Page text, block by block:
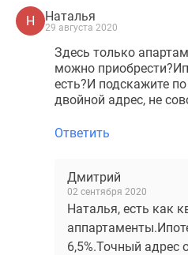
Н Наталья
29 августа 2020
Здесь только
можно
есть?И подскажите
двойной адрес, не
Ответить
Дмитрий
02 сентября 2020
Наталья, есть как
6,5%.Точный адрес